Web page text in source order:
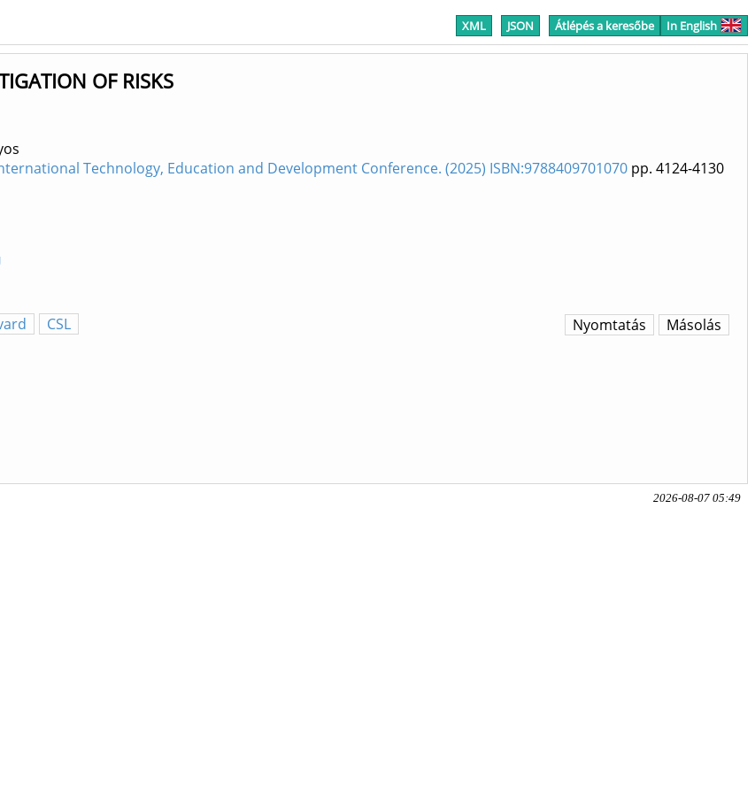
XML JSON Átlépés a keresőbe In English
OF RISKS
Technology, Education and Development Conference. (2025) ISBN:9788409701070 pp. 4124-4130
CSL Másolás
Nyomtatás
2026-08-07 05:49